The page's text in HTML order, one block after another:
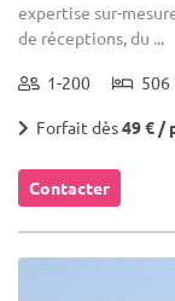
expertise sur-
de réceptions, du ...
1-200 506
Forfait dès49 € /
Contacter